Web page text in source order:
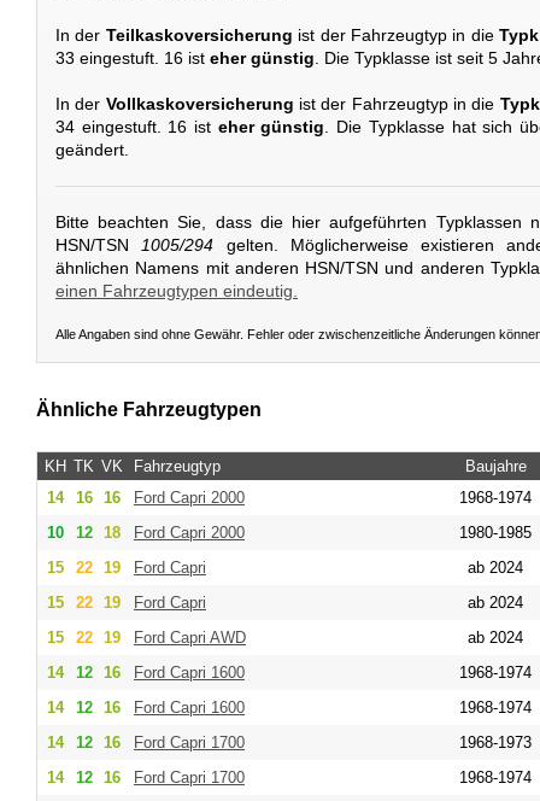
In der Teilkaskoversicherung ist der Fahrzeugtyp in die
33 eingestuft. 16 ist eher günstig . Die Typklasse ist seit 5
In der Vollkaskoversicherung ist der Fahrzeugtyp in die
34 eingestuft. 16 ist eher günstig. Die Typklasse hat sich
geändert.
Bitte beachten Sie, dass die hier aufgeführten Typklassen
HSN/TSN
1005/294 gelten. Möglicherweise existieren
ähnlichen Namens mit anderen HSN/TSN und anderen
einen Fahrzeugtypen eindeutig.
Alle Angaben sind ohne Gewähr. Fehler oder zwischenzeitliche Änderungen
Ähnliche Fahrzeugtypen
KH TK VK Fahrzeugtyp
Baujahre
14
16 16 Ford Capri 2000
1968-1974
10
12 18 Ford Capri 2000
1980-1985
15
22 19 Ford Capri
ab 2024
15
22 19 Ford Capri
ab 2024
15
22 19 Ford Capri AWD
ab 2024
14
12 16 Ford Capri 1600
1968-1974
14
12 16 Ford Capri 1600
1968-1974
14
12 16 Ford Capri 1700
1968-1973
14
12 16 Ford Capri 1700
1968-1974